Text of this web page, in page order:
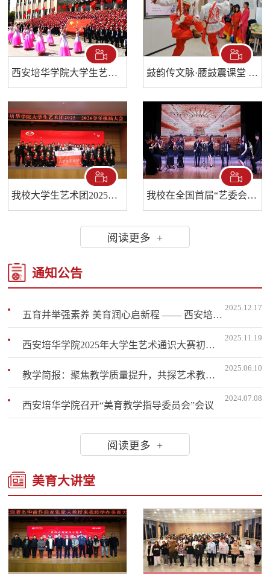
西安培华学院大学生艺术团概况 鼓韵传文脉·腰鼓震课堂 ——西安培华学院打造非遗沉浸式美育教学课堂
我校大学生艺术团2025—2026年度换届大会圆满举行 我校在全国首届“艺委会杯”创新大赛中荣获佳绩
阅读更多 +
通知公告
2025.12.17
​五育并举强素养 美育润心启新程 —— 西安培华学院首届艺术素质通识大赛圆满落幕
2025.11.19
西安培华学院2025年大学生艺术通识大赛初赛结果出炉！106人晋级决赛，附详细安排→
2025.06.10
教学简报：聚焦教学质量提升，共探艺术教育新路径
2024.07.08
西安培华学院召开“美育教学指导委员会”会议
阅读更多 +
美育大讲堂